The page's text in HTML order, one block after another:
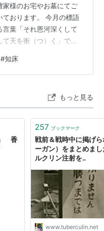
家様のお宅やお墓にてご
おります。 今月の標語
葉「それ恩河深くして
て天を衝（つ）く」で
山のように高い」とい
子の一人であった真境
であるとされています。
、その父と母は祖父母よ
母も・・・と遡っ…
#知床
もっと見る
」 香
257 ブックマーク
戦前＆戦時中に掲げ
ーガン）をまとめま
ルクリン注射を‥
www.tuberculin.net